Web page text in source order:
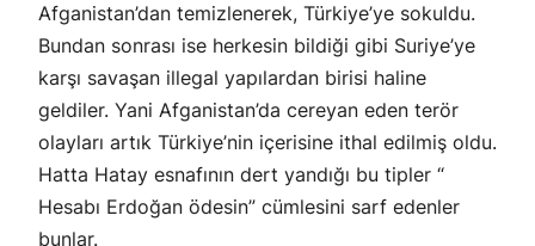
Afganistan’dan temizlenerek, Türkiye’ye sokuldu.
Bundan sonrası ise herkesin bildiği gibi Suriye’ye
karşı savaşan illegal yapılardan birisi haline
geldiler. Yani Afganistan’da cereyan eden terör
olayları artık Türkiye’nin içerisine ithal edilmiş oldu.
Hatta Hatay esnafının dert yandığı bu tipler “
Hesabı Erdoğan ödesin” cümlesini sarf edenler
bunlar.